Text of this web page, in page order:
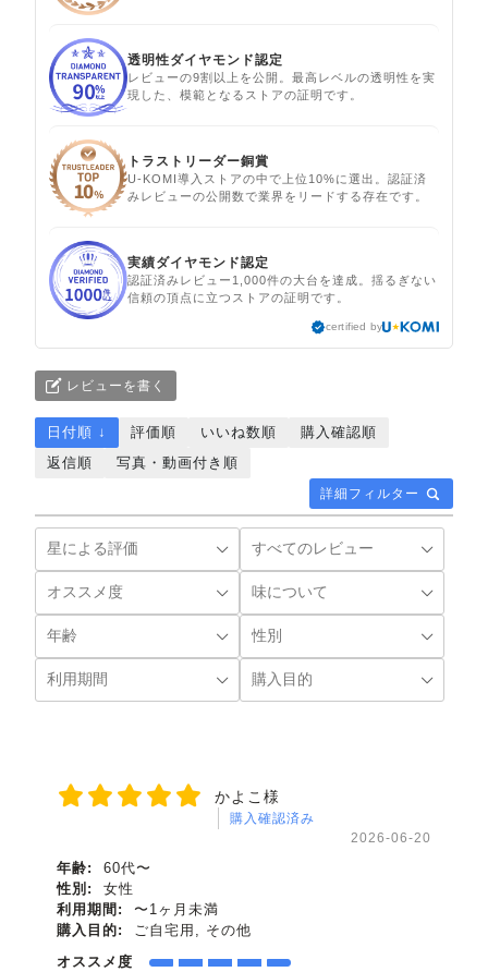
透明性ダイヤモンド認定
レビューの9割以上を公開。最高レベルの透明性を実
現した、模範となるストアの証明です。
トラストリーダー銅賞
U-KOMI導入ストアの中で上位10%に選出。認証済
みレビューの公開数で業界をリードする存在です。
実績ダイヤモンド認定
認証済みレビュー1,000件の大台を達成。揺るぎない
信頼の頂点に立つストアの証明です。
certified by
レビューを書く
詳細フィルター
日付順 ↓ 評価順 いいね数順
購入確認順
返信順
写真・動画付き順
かよこ様
購入確認済み
2026-06-20
年齢:
60代〜
性別:
女性
利用期間:
〜1ヶ月未満
購入目的:
ご自宅用, その他
オススメ度